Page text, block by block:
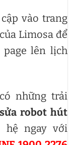
vào trang
Limosa để
lên lịch
những trải
sửa robot hút
hệ ngay với